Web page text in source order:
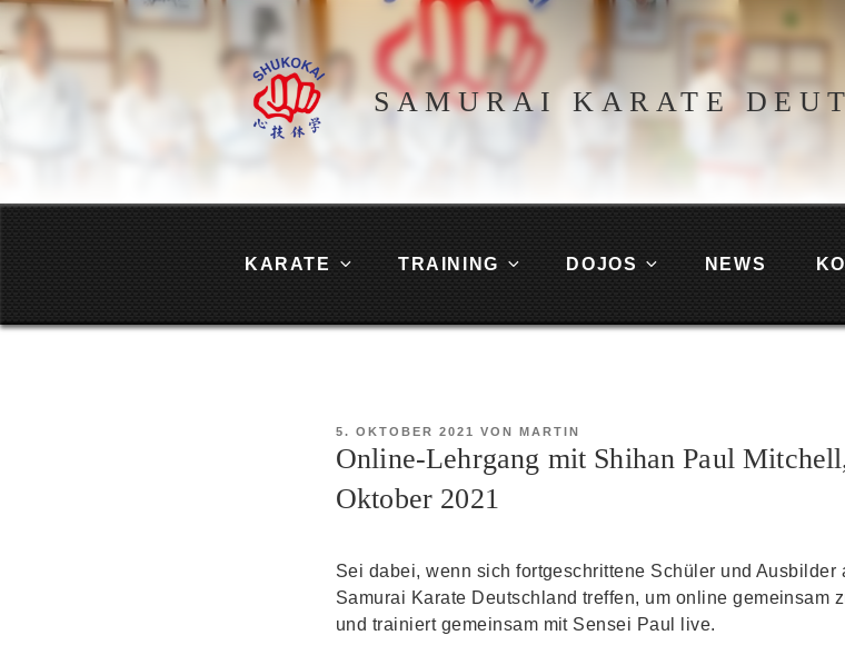
Zum
Inhalt
springen
SAMURAI KARATE
KARATE TRAINING DOJOS NEWS
VERÖFFENTLICHT
AM
5. OKTOBER 2021 VON MARTIN
Online-Lehrgang mit Shihan Paul
Oktober 2021
Sei dabei, wenn sich fortgeschrittene Schüler und
Samurai Karate Deutschland treffen, um online gemeinsam
und trainiert gemeinsam mit Sensei Paul live.